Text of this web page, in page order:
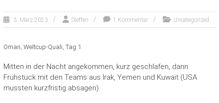
3. März 2023 Steffen 1 Kommentar Uncategorized
Oman, Weltcup-Quali, Tag 1
Mitten in der Nacht angekommen, kurz geschlafen, dann
Frühstück mit den Teams aus Irak, Yemen und Kuwait (USA
mussten kurzfristig absagen).